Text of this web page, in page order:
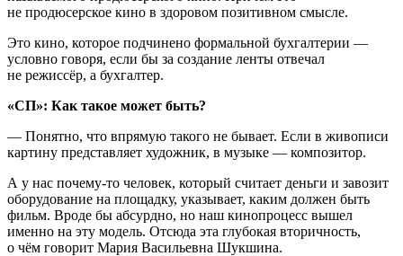
не продюсерское кино в здоровом позитивном смысле.
Это кино, которое подчинено формальной бухгалтерии —
условно говоря, если бы за создание ленты отвечал
не режиссёр, а бухгалтер.
«СП»: Как такое может быть?
— Понятно, что впрямую такого не бывает. Если в живописи
картину представляет художник, в музыке — композитор.
А у нас почему-то человек, который считает деньги и завозит
оборудование на площадку, указывает, каким должен быть
фильм. Вроде бы абсурдно, но наш кинопроцесс вышел
именно на эту модель. Отсюда эта глубокая вторичность,
о чём говорит Мария Васильевна Шукшина.